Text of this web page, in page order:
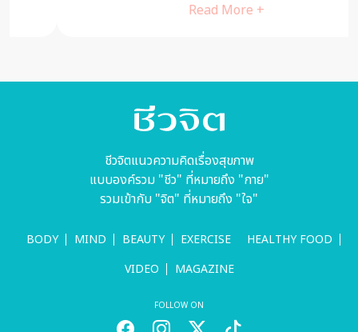
Read More +
ชีวจิตแนวความคิดเรื่องสุขภาพ
แบบองค์รวม "ชีว" ที่หมายถึง "กาย"
รวมเข้ากับ "จิต" ที่หมายถึง "ใจ"
BODY MIND BEAUTY EXERCISE
HEALTHY FOOD
VIDEO
MAGAZINE
FOLLOW ON